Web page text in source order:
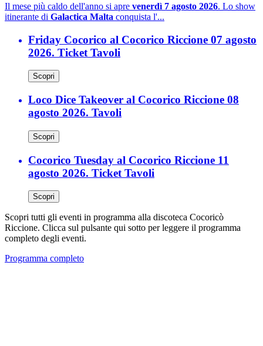
Il mese più caldo dell'anno si apre venerdì 7 agosto 2026. Lo show
itinerante di Galactica Malta conquista l'...
Friday Cocorico al Cocorico Riccione 07 agosto
2026. Ticket Tavoli
Scopri
Loco Dice Takeover al Cocorico Riccione 08
agosto 2026. Tavoli
Scopri
Cocorico Tuesday al Cocorico Riccione 11
agosto 2026. Ticket Tavoli
Scopri
Scopri tutti gli eventi in programma alla discoteca Cocoricò
Riccione. Clicca sul pulsante qui sotto per leggere il programma
completo degli eventi.
Programma completo